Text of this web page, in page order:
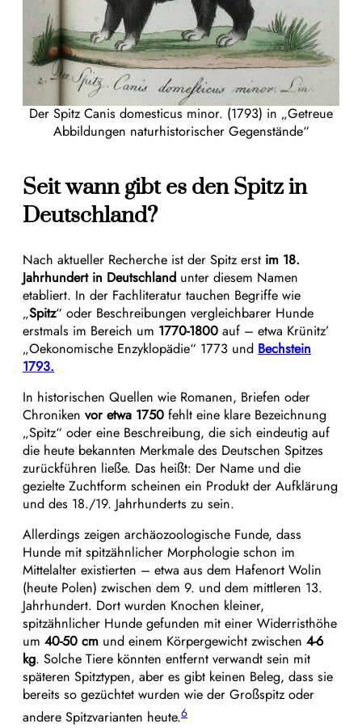
Der Spitz Canis domesticus minor. (1793) in „Getreue
Abbildungen naturhistorischer Gegenstände“
Seit wann gibt es den Spitz in
Deutschland?
Nach aktueller Recherche ist der Spitz erst im 18.
Jahrhundert in Deutschland unter diesem Namen
etabliert. In der Fachliteratur tauchen Begriffe wie
„Spitz“ oder Beschreibungen vergleichbarer Hunde
erstmals im Bereich um 1770-1800 auf – etwa Krünitz’
„Oekonomische Enzyklopädie“ 1773 und Bechstein
1793.
In historischen Quellen wie Romanen, Briefen oder
Chroniken vor etwa 1750 fehlt eine klare Bezeichnung
„Spitz“ oder eine Beschreibung, die sich eindeutig auf
die heute bekannten Merkmale des Deutschen Spitzes
zurückführen ließe. Das heißt: Der Name und die
gezielte Zuchtform scheinen ein Produkt der Aufklärung
und des 18./19. Jahrhunderts zu sein.
Allerdings zeigen archäozoologische Funde, dass
Hunde mit spitzähnlicher Morphologie schon im
Mittelalter existierten – etwa aus dem Hafenort Wolin
(heute Polen) zwischen dem 9. und dem mittleren 13.
Jahrhundert. Dort wurden Knochen kleiner,
spitzähnlicher Hunde gefunden mit einer Widerristhöhe
um 40-50 cm und einem Körpergewicht zwischen 4-6
kg. Solche Tiere könnten entfernt verwandt sein mit
späteren Spitztypen, aber es gibt keinen Beleg, dass sie
bereits so gezüchtet wurden wie der Großspitz oder
andere Spitzvarianten heute.6